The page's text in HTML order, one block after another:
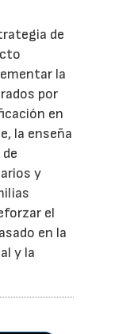
de
la
por
en
la enseña
y
el
en la
y la